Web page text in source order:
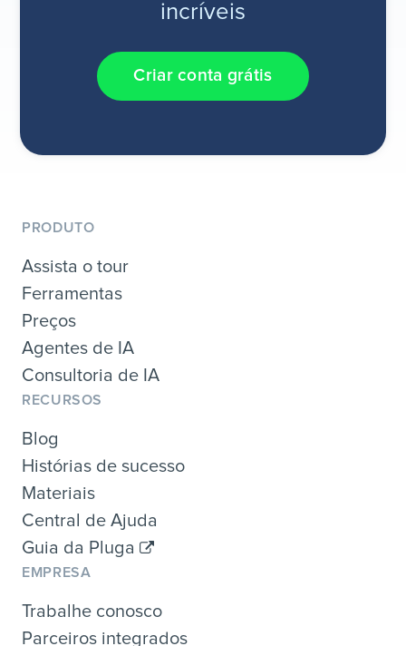
incríveis
Criar conta grátis
PRODUTO
Assista o tour
Ferramentas
Preços
Agentes de IA
Consultoria de IA
RECURSOS
Blog
Histórias de sucesso
Materiais
Central de Ajuda
Guia da Pluga
EMPRESA
Trabalhe conosco
Parceiros integrados